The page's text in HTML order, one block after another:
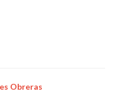
Obreras